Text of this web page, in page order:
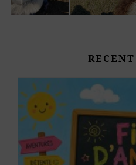
RECENT